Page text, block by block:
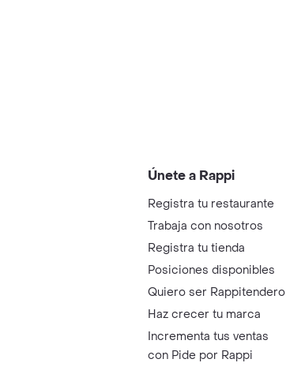
Únete a Rappi
Registra tu restaurante
Trabaja con nosotros
Registra tu tienda
Posiciones disponibles
Quiero ser Rappitendero
Haz crecer tu marca
Incrementa tus ventas
con Pide por Rappi